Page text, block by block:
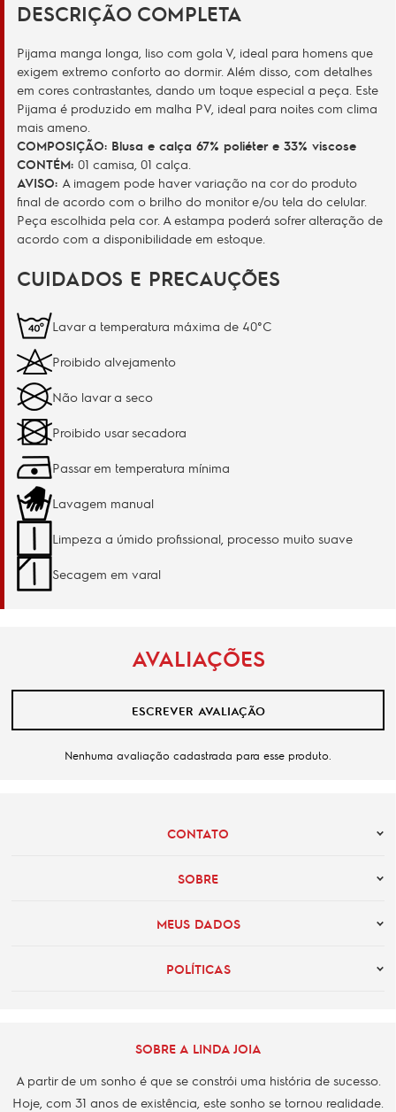
DESCRIÇÃO COMPLETA
Pijama manga longa, liso com gola V, ideal para homens que
exigem extremo conforto ao dormir. Além disso, com detalhes
em cores contrastantes, dando um toque especial a peça. Este
Pijama é produzido em malha PV, ideal para noites com clima
mais ameno.
COMPOSIÇÃO: Blusa e calça 67% poliéter e 33% viscose
CONTÉM: 01 camisa, 01 calça.
AVISO: A imagem pode haver variação na cor do produto
final de acordo com o brilho do monitor e/ou tela do celular.
Peça escolhida pela cor. A estampa poderá sofrer alteração de
acordo com a disponibilidade em estoque.
CUIDADOS E PRECAUÇÕES
Lavar a temperatura máxima de 40°C
Proibido alvejamento
Não lavar a seco
Proibido usar secadora
Passar em temperatura mínima
Lavagem manual
Limpeza a úmido profissional, processo muito suave
Secagem em varal
AVALIAÇÕES
ESCREVER AVALIAÇÃO
Nenhuma avaliação cadastrada para esse produto.
CONTATO
SOBRE
MEUS DADOS
POLÍTICAS
SOBRE A LINDA JOIA
A partir de um sonho é que se constrói uma história de sucesso.
Hoje, com 31 anos de existência, este sonho se tornou realidade.